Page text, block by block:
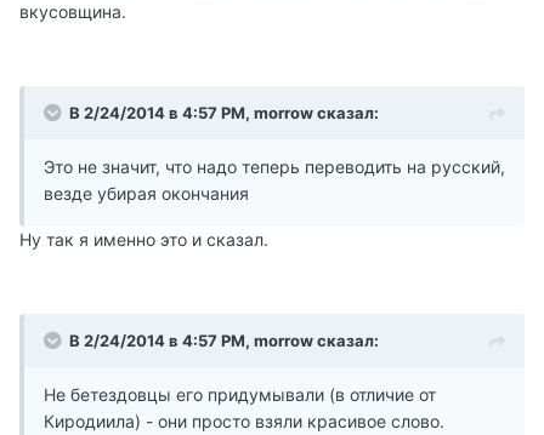
вкусовщина.
В 2/24/2014 в 4:57 PM, morrow сказал:
Это не значит, что надо теперь переводить на русский,
везде убирая окончания
Ну так я именно это и сказал.
В 2/24/2014 в 4:57 PM, morrow сказал:
Не бетездовцы его придумывали (в отличие от
Киродиила) - они просто взяли красивое слово.